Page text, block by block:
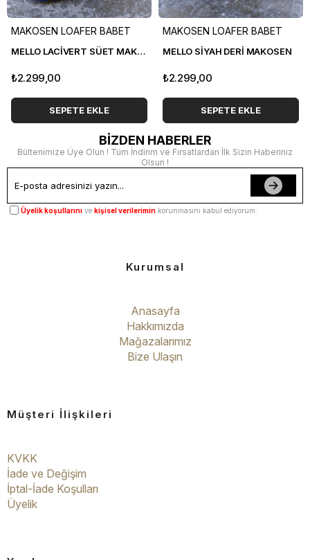
MAKOSEN LOAFER BABET
MELLO LACİVERT SÜET MAKOSEN
₺2.299,00
SEPETE EKLE
MAKOSEN LOAFER BABET
MELLO SİYAH DERİ MAKOSEN
₺2.299,00
SEPETE EKLE
BİZDEN HABERLER
Bültenimize Üye Olun ! Tüm İndirim ve Fırsatlardan İlk Sizin Haberiniz
Olsun !
Üyelik koşullarını ve kişisel verilerimin korunmasını kabul ediyorum.
Kurumsal
Anasayfa
Hakkımızda
Mağazalarımız
Bize Ulaşın
Müşteri İlişkileri
KVKK
İade ve Değişim
İptal-İade Koşulları
Üyelik